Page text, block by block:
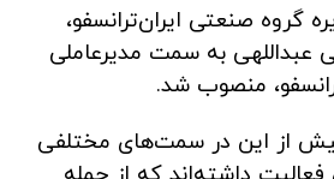
گروه صنعتی ایران‌ترانسفو،
به سمت مدیرعاملی
منصوب شد.
از این در سمت‌های مختلفی